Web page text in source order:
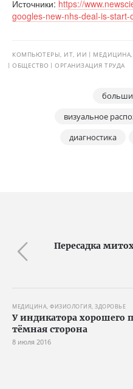
Источники: https://
googles-new-nhs-deal-is-
КОМПЬЮТЕРЫ, ИТ, ИИ
ОБЩЕСТВО
ОРГАНИЗАЦИЯ ТРУДА
визуальное
диагностика
Пересадка
МЕДИЦИНА, ФИЗИОЛОГИЯ, ЗДОРОВЬЕ
У индикатора хорошего
тёмная сторона
8 июля 2016